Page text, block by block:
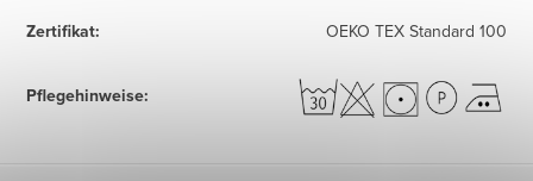
Zertifikat: OEKO TEX Standard 100
Pflegehinweise: